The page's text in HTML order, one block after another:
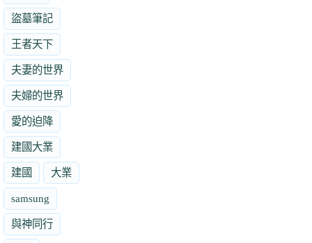
盜墓筆記
王者天下
夫妻的世界
夫婦的世界
愛的迫降
建國大業
建國 大業
samsung
與神同行